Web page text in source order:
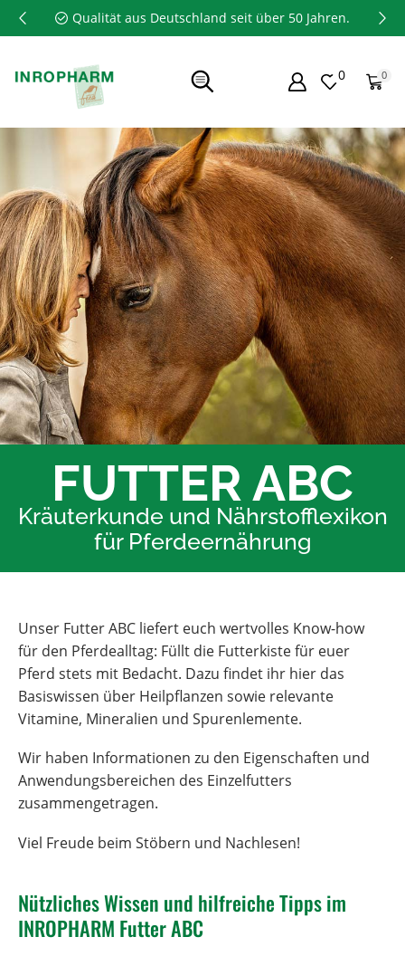
Qualität aus Deutschland seit über 50 Jahren.
0 0
FUTTER ABC
Kräuterkunde und Nährstofflexikon
für Pferdeernährung
Unser Futter ABC liefert euch wertvolles Know-how
für den Pferdealltag: Füllt die Futterkiste für euer
Pferd stets mit Bedacht. Dazu findet ihr hier das
Basiswissen über Heilpflanzen sowie relevante
Vitamine, Mineralien und Spurenlemente.
Wir haben Informationen zu den Eigenschaften und
Anwendungsbereichen des Einzelfutters
zusammengetragen.
Viel Freude beim Stöbern und Nachlesen!
Nützliches Wissen und hilfreiche Tipps im
INROPHARM Futter ABC